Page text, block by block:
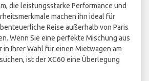
die leistungsstarke Performance und
machen ihn ideal für
Reise außerhalb von Paris
Wenn Sie eine perfekte Mischung aus
in Ihrer Wahl für einen Mietwagen am
ist der XC60 eine Überlegung